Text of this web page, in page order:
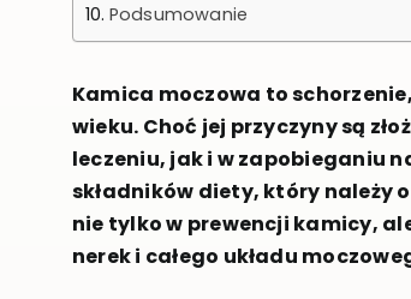
Podsumowanie
Kamica moczowa to
wieku. Choć jej przyczyny są
leczeniu, jak i w zapobieganiu
składników diety, który należy
nie tylko w prewencji kamicy,
nerek i całego układu